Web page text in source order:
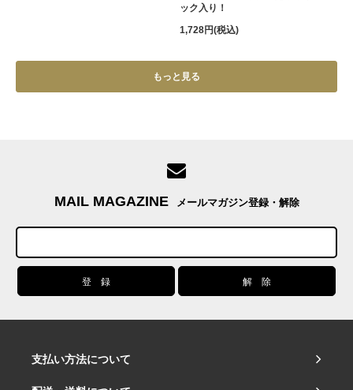
ック入り！
1,728円(税込)
もっと見る
MAIL MAGAZINE メールマガジン登録・解除
支払い方法について